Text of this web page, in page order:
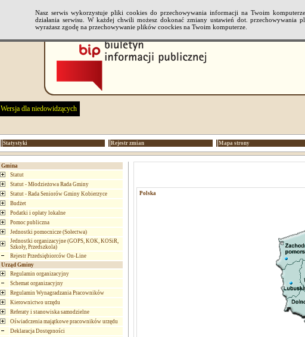
Nasz serwis wykorzystuje pliki cookies do przechowywania informacji na Twoim
działania serwisu. W każdej chwili możesz dokonać zmiany ustawień dot. przechowywania
wyrażasz zgodę na przechowywanie plików coockies na Twoim komputerze.
Wersja dla niedowidzących
Statystyki Rejestr zmian Mapa strony
Gmina
Statut
Statut - Młodzieżowa Rada Gminy
Statut - Rada Seniorów Gminy Kobierzyce
Budżet
Podatki i opłaty lokalne
Pomoc publiczna
Jednostki pomocnicze (Sołectwa)
Jednostki organizacyjne (GOPS, KOK, KOSiR,
Szkoły, Przedszkola)
Rejestr Przedsiębiorców On-Line
Urząd Gminy
Regulamin organizacyjny
Schemat organizacyjny
Regulamin Wynagradzania Pracowników
Kierownictwo urzędu
Referaty i stanowiska samodzielne
Oświadczenia majątkowe pracowników urzędu
Deklaracja Dostępności
Polska